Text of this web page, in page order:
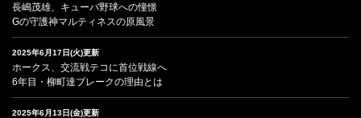
長嶋茂雄、キューバ野球への憧憬
Gの守護神マルティネスの原風景
2025年6月17日(火)更新
ホークス、交流戦テコに首位戦線へ
6年目・柳町達ブレークの理由とは
2025年6月13日(金)更新